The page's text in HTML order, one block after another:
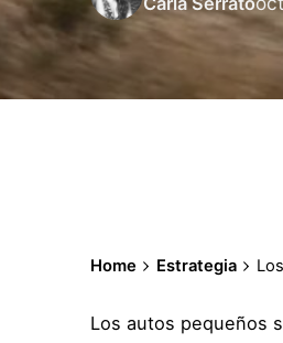
Home Estrategia
Los autos pequeños